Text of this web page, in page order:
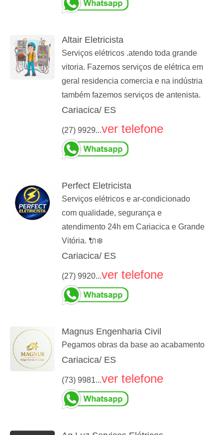
Altair Eletricista
Serviços elétricos .atendo toda grande
vitoria. Fazemos serviços de elétrica em
geral residencia comercia e na indústria
também fazemos serviços de antenista.
Cariacica/ ES
(27) 9929...ver telefone
Perfect Eletricista
Serviços elétricos e ar-condicionado
com qualidade, segurança e
atendimento 24h em Cariacica e Grande
Vitória. 🔌❄️
Cariacica/ ES
(27) 9920...ver telefone
Magnus Engenharia Civil
Pegamos obras da base ao acabamento
Cariacica/ ES
(73) 9981...ver telefone